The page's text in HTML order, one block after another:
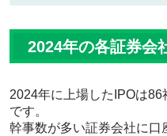
2024年の各証券会
2024年に上場したIPOは
です。
幹事数が多い証券会社に口